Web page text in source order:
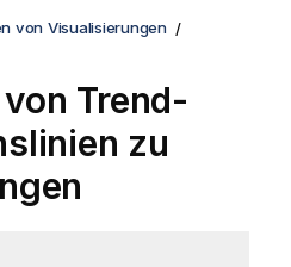
von Visualisierungen
Trend-
zu